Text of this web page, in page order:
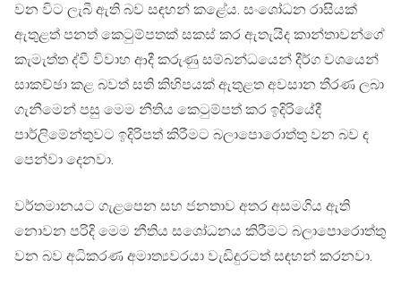
වන විට ලැබී ඇති බව සඳහන් කළේය. සංශෝධන රාසියක්
ඇතුළත් පනත් කෙටුම්පතක් සකස් කර ඇතැයිද කාන්තාවන්ගේ
කැමැත්ත ද්වී විවාහ ආදී කරුණු සම්බන්ධයෙන් දීර්ග වශයෙන්
සාකච්ඡා කළ බවත් සති කිහිපයක් ඇතුළත අවසාන තීරණ ලබා
ගැනීමෙන් පසු මෙම නීතිය කෙටුම්පත් කර ඉදිරියේදී
පාර්ලිමේන්තුවට ඉදිරිපත් කිරීමට බලාපොරොත්තු වන බව ද
පෙන්වා දෙනවා.
වර්තමානයට ගැළපෙන සහ ජනතාව අතර අසමගිය ඇති
නොවන පරිදි මෙම නීතිය සශෝධනය කිරීමට බලාපොරොත්තු
වන බව අධිකරණ අමාත්‍යවරයා වැඩිදුරටත් සඳහන් කරනවා.